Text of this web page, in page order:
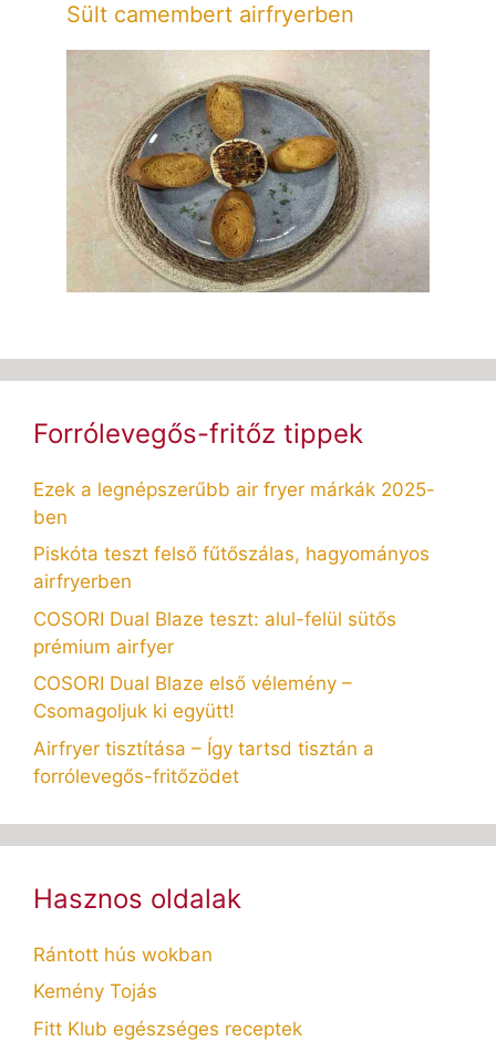
Sült camembert airfryerben
Forrólevegős-fritőz tippek
Ezek a legnépszerűbb air fryer márkák 2025-
ben
Piskóta teszt felső fűtőszálas, hagyományos
airfryerben
COSORI Dual Blaze teszt: alul-felül sütős
prémium airfyer
COSORI Dual Blaze első vélemény –
Csomagoljuk ki együtt!
Airfryer tisztítása – Így tartsd tisztán a
forrólevegős-fritőzödet
Hasznos oldalak
Rántott hús wokban
Kemény Tojás
Fitt Klub egészséges receptek